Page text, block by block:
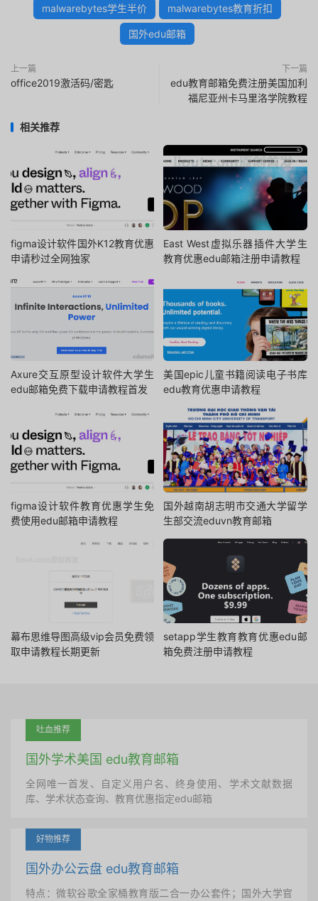
malwarebytes学生半价 malwarebytes教育折扣
国外edu邮箱
上一篇
office2019激活码/密匙
下一篇
edu教育邮箱免费注册美国加利
福尼亚州卡马里洛学院教程
相关推荐
figma设计软件国外K12教育优惠
申请秒过全网独家
East West虚拟乐器插件大学生
教育优惠edu邮箱注册申请教程
Axure交互原型设计软件大学生
edu邮箱免费下载申请教程首发
美国epic儿童书籍阅读电子书库
edu教育优惠申请教程
figma设计软件教育优惠学生免
费使用edu邮箱申请教程
国外越南胡志明市交通大学留学
生部交流eduvn教育邮箱
幕布思维导图高级vip会员免费领
取申请教程长期更新
setapp学生教育教育优惠edu邮
箱免费注册申请教程
吐血推荐
国外学术美国 edu教育邮箱
全网唯一首发、自定义用户名、终身使用、学术文献数据
库、学术状态查询、教育优惠指定edu邮箱
好物推荐
国外办公云盘 edu教育邮箱
特点：微软谷歌全家桶教育版二合一办公套件；国外大学官